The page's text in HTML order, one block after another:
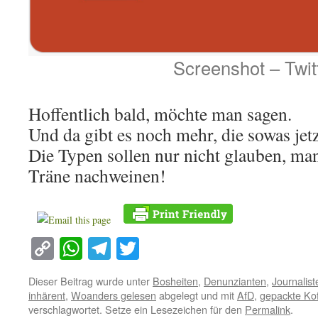
Screenshot –
Hoffentlich bald, möchte man sagen.
Und da gibt es noch mehr, die sowas
Die Typen sollen nur nicht glauben,
Träne nachweinen!
Copy
Link
WhatsApp
Telegram
Dieser Beitrag wurde unter Bosheiten, Denunzianten,
inhärent, Woanders gelesen abgelegt und mitAfD, gepackte
verschlagwortet. Setze ein Lesezeichen für den Permalink.